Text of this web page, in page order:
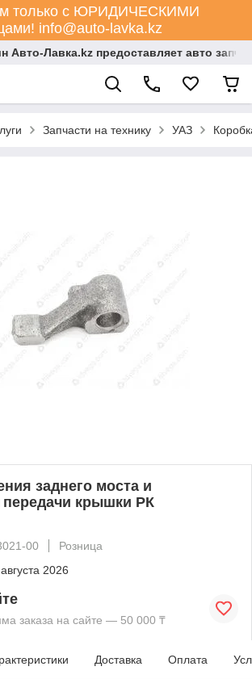
только с ЮРИДИЧЕСКИМИ
info@auto-lavka.kz
Авто-Лавка.kz предоставляет авто
Запчасти на технику УАЗ
заднего моста и
крышки РК
00
Розница
2026
заказа на сайте — 50 000 ₸
Доставка Оплата